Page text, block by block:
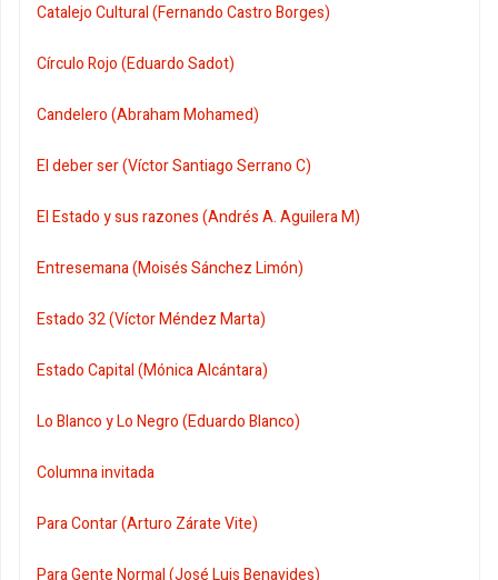
Catalejo Cultural (Fernando Castro Borges)
Círculo Rojo (Eduardo Sadot)
Candelero (Abraham Mohamed)
El deber ser (Víctor Santiago Serrano C)
El Estado y sus razones (Andrés A. Aguilera M)
Entresemana (Moisés Sánchez Limón)
Estado 32 (Víctor Méndez Marta)
Estado Capital (Mónica Alcántara)
Lo Blanco y Lo Negro (Eduardo Blanco)
Columna invitada
Para Contar (Arturo Zárate Vite)
Para Gente Normal (José Luis Benavides)